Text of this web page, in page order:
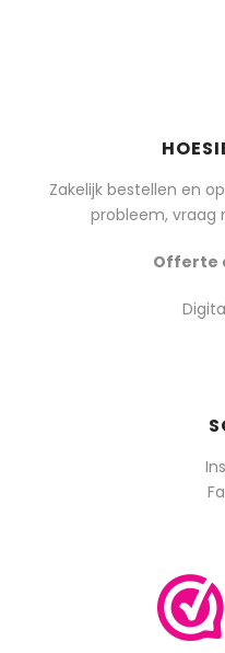
Zakelijk bestellen en
probleem, vraag
Offerte